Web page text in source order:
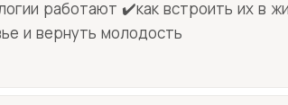
работают ✔️как встроить их в
и вернуть молодость